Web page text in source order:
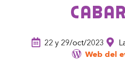
22 y 29/oct/2023
Web del